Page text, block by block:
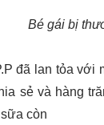
Bé gái bị
đã lan tỏa
sẻ và hàng
còn